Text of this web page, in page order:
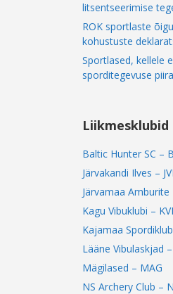
litsentseerimise
ROK sportlaste
kohustuste
Sportlased, kellele
sporditegevuse
Liikmesklubid
Baltic Hunter SC –
Järvakandi Ilves – JVI
Järvamaa Amburite
Kagu Vibuklubi –
Kajamaa
Lääne Vibulaskjad
Mägilased – MAG
NS Archery Club –